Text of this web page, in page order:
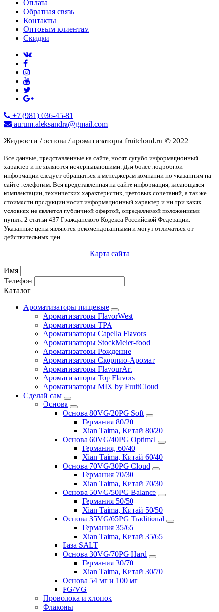
Оплата
Обратная связь
Контакты
Оптовым клиентам
Скидки
+7 (981) 036-45-81
aurum.aleksandra@gmail.com
Жидкости / основа / ароматизаторы fruitcloud.ru © 2022
Все данные, представленные на сайте, носят сугубо информационный
характер и не являются исчерпывающими. Для более подробной
информации следует обращаться к менеджерам компании по указанным на
сайте телефонам. Вся представленная на сайте информация, касающаяся
комплектации, технических характеристик, цветовых сочетаний, а так же
стоимости продукции носит информационный характер и ни при каких
условиях не является публичной офертой, определяемой положениями
пункта 2 статьи 437 Гражданского Кодекса Российской Федерации.
Указанные цены являются рекомендованными и могут отличаться от
действительных цен.
Карта сайта
Имя
Телефон
Каталог
Ароматизаторы пищевые
Ароматизаторы FlavorWest
Ароматизаторы TPA
Ароматизаторы Capella Flavors
Ароматизаторы StockMeier-food
Ароматизаторы Рождение
Ароматизаторы Скорпио-Аромат
Ароматизаторы FlavourArt
Ароматизаторы Top Flavors
Ароматизаторы MIX by FruitCloud
Сделай сам
Основа
Основа 80VG/20PG Soft
Германия 80/20
Xian Taima, Китай 80/20
Основа 60VG/40PG Optimal
Германия, 60/40
Xian Taima, Китай 60/40
Основа 70VG/30PG Cloud
Германия 70/30
Xian Taima, Китай 70/30
Основа 50VG/50PG Balance
Германия 50/50
Xian Taima, Китай 50/50
Основа 35VG/65PG Traditional
Германия 35/65
Xian Taima, Китай 35/65
База SALT
Основа 30VG/70PG Hard
Германия 30/70
Xian Taima, Китай 30/70
Основа 54 мг и 100 мг
PG/VG
Проволока и хлопок
Флаконы